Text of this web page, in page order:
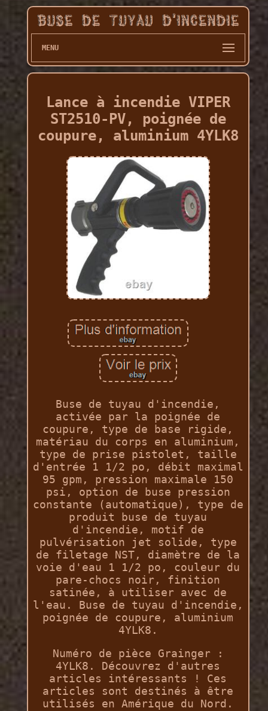
MENU
Lance à incendie VIPER
ST2510-PV, poignée de
coupure, aluminium 4YLK8
Buse de tuyau d'incendie,
activée par la poignée de
coupure, type de base rigide,
matériau du corps en aluminium,
type de prise pistolet, taille
d'entrée 1 1/2 po, débit maximal
95 gpm, pression maximale 150
psi, option de buse pression
constante (automatique), type de
produit buse de tuyau
d'incendie, motif de
pulvérisation jet solide, type
de filetage NST, diamètre de la
voie d'eau 1 1/2 po, couleur du
pare-chocs noir, finition
satinée, à utiliser avec de
l'eau. Buse de tuyau d'incendie,
poignée de coupure, aluminium
4YLK8.
Numéro de pièce Grainger :
4YLK8. Découvrez d'autres
articles intéressants ! Ces
articles sont destinés à être
utilisés en Amérique du Nord.